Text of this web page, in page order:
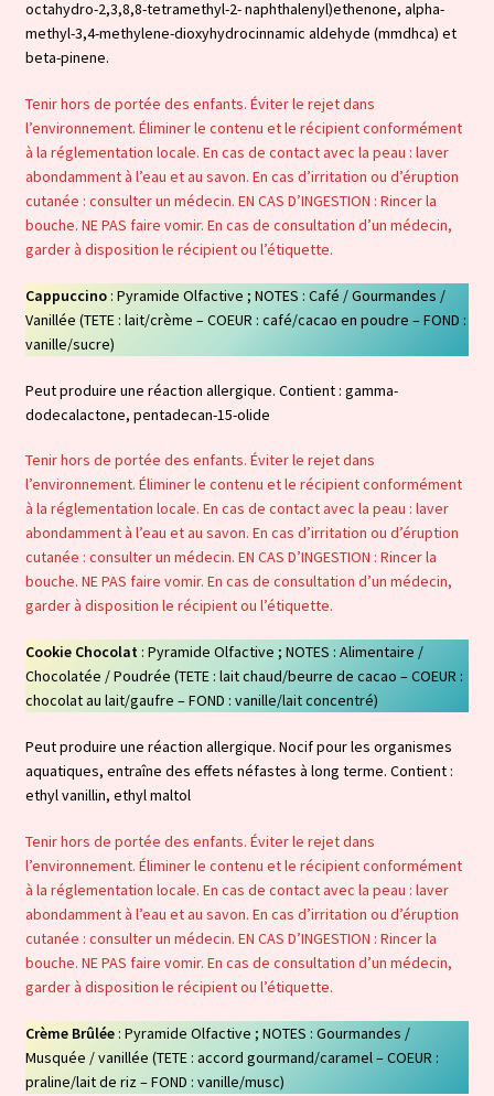
octahydro-2,3,8,8-tetramethyl-2- naphthalenyl)ethenone, alpha-
methyl-3,4-methylene-dioxyhydrocinnamic aldehyde (mmdhca) et
beta-pinene.
Tenir hors de portée des enfants. Éviter le rejet dans
l’environnement. Éliminer le contenu et le récipient conformément
à la réglementation locale. En cas de contact avec la peau : laver
abondamment à l’eau et au savon. En cas d’irritation ou d’éruption
cutanée : consulter un médecin. EN CAS D’INGESTION : Rincer la
bouche. NE PAS faire vomir. En cas de consultation d’un médecin,
garder à disposition le récipient ou l’étiquette.
Cappuccino: Pyramide Olfactive ; NOTES : Café / Gourmandes /
Vanillée (TETE : lait/crème – COEUR : café/cacao en poudre – FOND :
vanille/sucre)
Peut produire une réaction allergique. Contient : gamma-
dodecalactone, pentadecan-15-olide
Tenir hors de portée des enfants. Éviter le rejet dans
l’environnement. Éliminer le contenu et le récipient conformément
à la réglementation locale. En cas de contact avec la peau : laver
abondamment à l’eau et au savon. En cas d’irritation ou d’éruption
cutanée : consulter un médecin. EN CAS D’INGESTION : Rincer la
bouche. NE PAS faire vomir. En cas de consultation d’un médecin,
garder à disposition le récipient ou l’étiquette.
Cookie Chocolat : Pyramide Olfactive ; NOTES : Alimentaire /
Chocolatée / Poudrée (TETE : lait chaud/beurre de cacao – COEUR :
chocolat au lait/gaufre – FOND : vanille/lait concentré)
Peut produire une réaction allergique. Nocif pour les organismes
aquatiques, entraîne des effets néfastes à long terme. Contient :
ethyl vanillin, ethyl maltol
Tenir hors de portée des enfants. Éviter le rejet dans
l’environnement. Éliminer le contenu et le récipient conformément
à la réglementation locale. En cas de contact avec la peau : laver
abondamment à l’eau et au savon. En cas d’irritation ou d’éruption
cutanée : consulter un médecin. EN CAS D’INGESTION : Rincer la
bouche. NE PAS faire vomir. En cas de consultation d’un médecin,
garder à disposition le récipient ou l’étiquette.
Crème Brûlée: Pyramide Olfactive ; NOTES : Gourmandes /
Musquée / vanillée (TETE : accord gourmand/caramel – COEUR :
praline/lait de riz – FOND : vanille/musc)